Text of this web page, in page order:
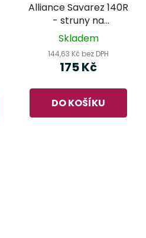
Alliance Savarez 140R
- struny na
sopránové/koncertní
Skladem
144,63 Kč bez DPH
175 Kč
DO KOŠÍKU